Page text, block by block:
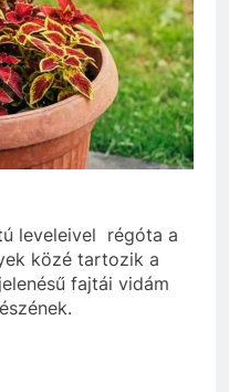
leveleivel régóta a
közé tartozik a
fajtái vidám